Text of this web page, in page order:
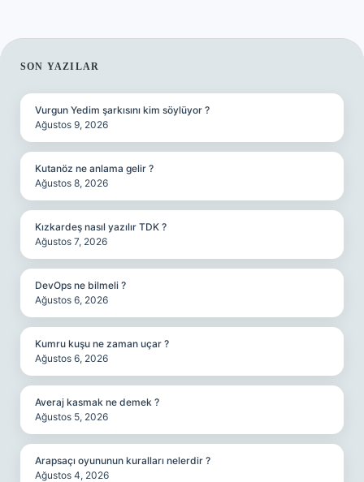
SIDEBAR
SON YAZILAR
Vurgun Yedim şarkısını kim söylüyor ?
Ağustos 9, 2026
Kutanöz ne anlama gelir ?
Ağustos 8, 2026
Kızkardeş nasıl yazılır TDK ?
Ağustos 7, 2026
DevOps ne bilmeli ?
Ağustos 6, 2026
Kumru kuşu ne zaman uçar ?
Ağustos 6, 2026
Averaj kasmak ne demek ?
Ağustos 5, 2026
Arapsaçı oyununun kuralları nelerdir ?
Ağustos 4, 2026